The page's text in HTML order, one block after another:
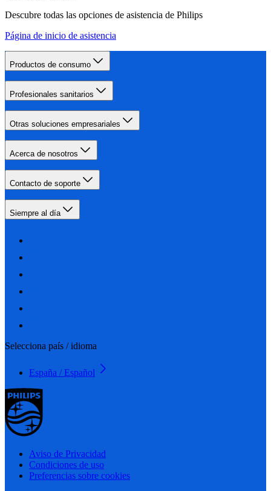
Descubre todas las opciones de asistencia de Philips
Página de inicio de asistencia
Productos de consumo
Profesionales sanitarios
Otras soluciones empresariales
Acerca de nosotros
Contacto de soporte
Siempre al día
Selecciona país / idioma
España / Español
Aviso de Privacidad
Condiciones de uso
Preferencias sobre cookies